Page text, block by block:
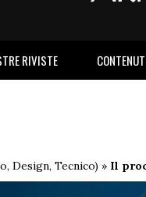
RIVISTE
Design, Tecnico) » Il